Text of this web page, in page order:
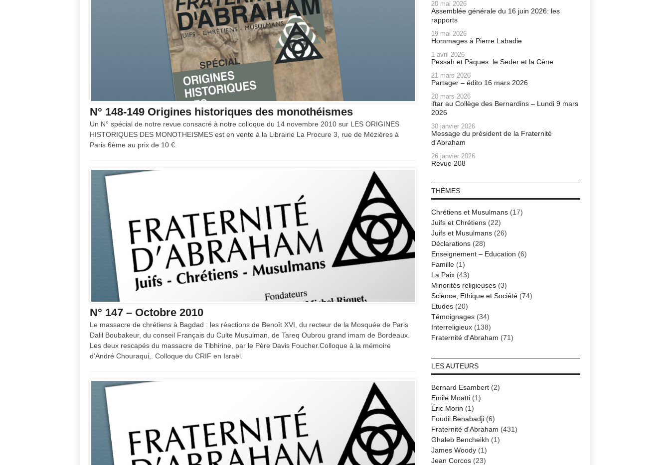
N° 148-149 Origines historiques des monothéismes
Un N° spécial de notre revue consacré à notre colloque du 14 novembre 2010 sur LES ORIGINES
HISTORIQUES DES MONOTHEISMES est en vente à la Librairie La Procure 3, rue de Mézières à
Paris 6ème au prix de 10 €.
N° 147 – Octobre 2010
Le massacre de chrétiens à Bagdad : les réactions de Benoît XVI, du recteur de la Mosquée de Paris
Dalil Boubakeur, du conseil Français du Culte Musulman, de Tareq Oubrou grand imam de Bordeaux.
Les deux rescapés du massacre de Tibhirine, par le Père Davis Foucher.Colloque à la mémoire
d’André Chouraqui,. Colloque du CRIF en Israël.
20 mai 2026
Assemblée générale du 16 juin 2026: les
rapports
19 mai 2026
Hommages à Pierre Labadie
1 avril 2026
Pessah et Pâques: le Seder et la Cène
21 mars 2026
Partager – édito 16 mars 2026
20 mars 2026
iftar au Collège des Bernardins – Lundi 9 mars
2026
30 janvier 2026
Message du président de la Fraternité
d’Abraham
26 janvier 2026
Revue 208
THÈMES
Chrétiens et Musulmans(17)
Juifs et Chrétiens(22)
Juifs et Musulmans(26)
Déclarations(28)
Enseignement – Education (6)
Famille(1)
La Paix(43)
Minorités religieuses(3)
Science, Ethique et Société(74)
Etudes(20)
Témoignages(34)
Interreligieux(138)
Fraternité d'Abraham (71)
LES AUTEURS
Bernard Esambert(2)
Emile Moatti(1)
Éric Morin (1)
Foudil Benabadji(6)
Fraternité d'Abraham (431)
Ghaleb Bencheikh (1)
James Woody(1)
Jean Corcos(23)